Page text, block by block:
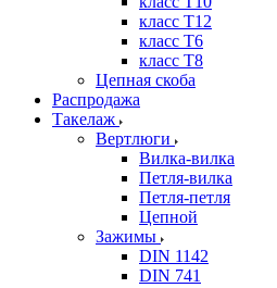
класс Т12
класс Т6
класс Т8
Цепная скоба
Распродажа
Такелаж
Вертлюги
Вилка-вилка
Петля-вилка
Петля-петля
Цепной
Зажимы
DIN 1142
DIN 741